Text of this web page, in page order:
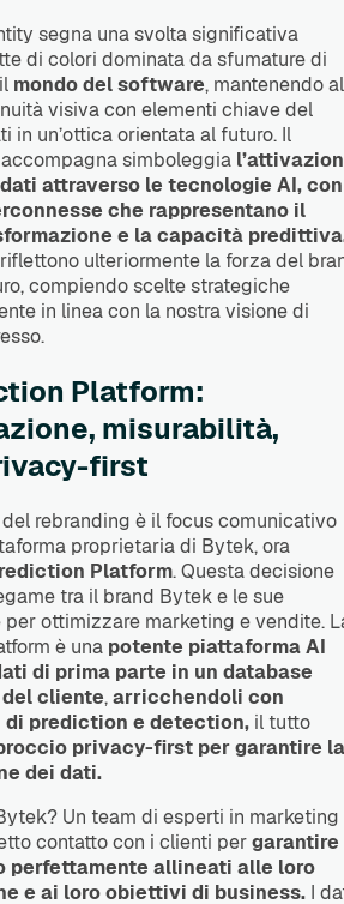
segna una svolta significativa
di colori dominata da sfumature di
mondo del software, mantenendo al
visiva con elementi chiave del
in un’ottica orientata al futuro. Il
simboleggia
attraverso le tecnologie AI, con
che rappresentano il
e la capacità
ulteriormente la forza del
compiendo scelte strategiche
in linea con la nostra visione di
Platform:
misurabilità,
first
rebranding è il focus comunicativo
proprietaria di Bytek, ora
Platform. Questa decisione
tra il brand Bytek e le sue
ottimizzare marketing e vendite.
è una potente piattaforma AI
di prima parte in un database
cliente,arricchendoli con
prediction e detection, il tutto
privacy-first per garantire la
dei dati.
Un team di esperti in marketing
contatto con i clienti pergarantire
perfettamente allineati alle loro
e ai loro obiettivi di business. I